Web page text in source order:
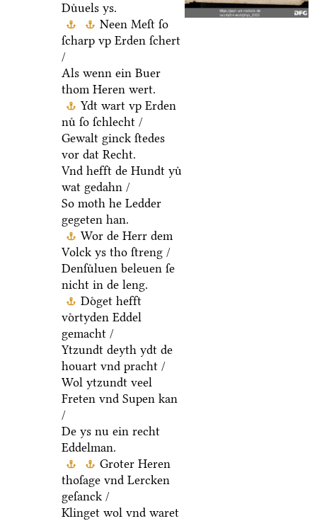
Duͤuels ys.
Neen Meſt ſo
ſcharp vp Erden ſchert
/
Als wenn ein Buer
thom Heren wert.
Ydt wart vp Erden
nuͤ ſo ſchlecht /
Gewalt ginck ſtedes
vor dat Recht.
Vnd hefft de Hundt yuͤ
wat gedahn /
So moth he Ledder
gegeten han.
Wor de Herr dem
Volck ys tho ſtreng /
Denſuͤluen beleuen ſe
nicht in de leng.
Doͤget hefft
voͤrtyden Eddel
gemacht /
Ytzundt deyth ydt de
houart vnd pracht /
Wol ytzundt veel
Freten vnd Supen kan
/
De ys nu ein recht
Eddelman.
Groter Heren
thoſage vnd Lercken
geſanck /
Klinget wol vnd waret